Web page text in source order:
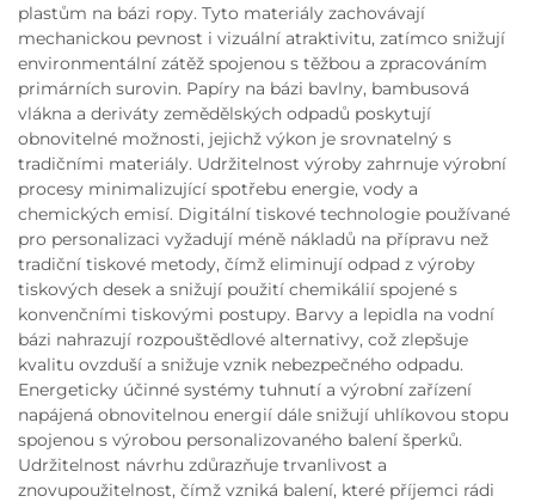
plastům na bázi ropy. Tyto materiály zachovávají
mechanickou pevnost i vizuální atraktivitu, zatímco snižují
environmentální zátěž spojenou s těžbou a zpracováním
primárních surovin. Papíry na bázi bavlny, bambusová
vlákna a deriváty zemědělských odpadů poskytují
obnovitelné možnosti, jejichž výkon je srovnatelný s
tradičními materiály. Udržitelnost výroby zahrnuje výrobní
procesy minimalizující spotřebu energie, vody a
chemických emisí. Digitální tiskové technologie používané
pro personalizaci vyžadují méně nákladů na přípravu než
tradiční tiskové metody, čímž eliminují odpad z výroby
tiskových desek a snižují použití chemikálií spojené s
konvenčními tiskovými postupy. Barvy a lepidla na vodní
bázi nahrazují rozpouštědlové alternativy, což zlepšuje
kvalitu ovzduší a snižuje vznik nebezpečného odpadu.
Energeticky účinné systémy tuhnutí a výrobní zařízení
napájená obnovitelnou energií dále snižují uhlíkovou stopu
spojenou s výrobou personalizovaného balení šperků.
Udržitelnost návrhu zdůrazňuje trvanlivost a
znovupoužitelnost, čímž vzniká balení, které příjemci rádi